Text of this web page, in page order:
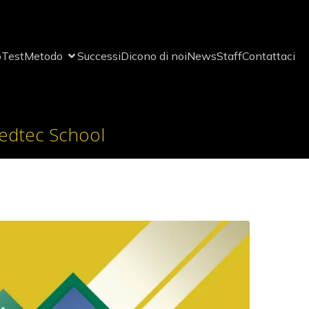
TestMetodo SuccessiDicono di noiNewsStaffContattaci
School